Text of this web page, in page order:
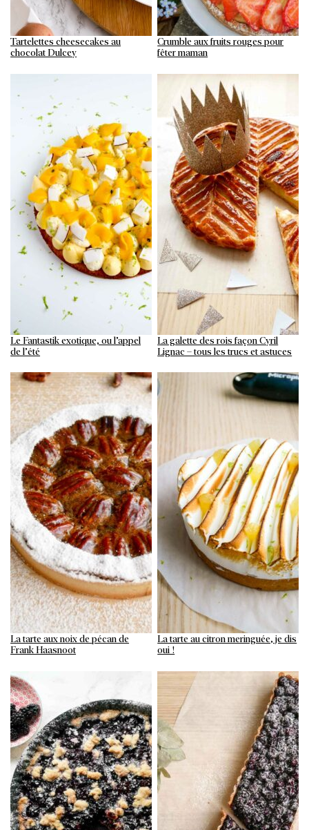
Tartelettes cheesecakes au
chocolat Dulcey
Crumble aux fruits rouges pour
fêter maman
Le Fantastik exotique, ou l’appel
de l’été
La galette des rois façon Cyril
Lignac – tous les trucs et astuces
La tarte aux noix de pécan de
Frank Haasnoot
La tarte au citron meringuée, je dis
oui !